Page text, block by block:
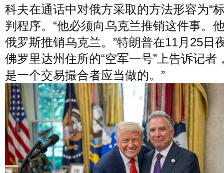
科夫在通话中对俄方采取的方法形容为“
判程序。“他必须向乌克兰推销这件事。
俄罗斯推销乌克兰。”特朗普在11月25日
佛罗里达州住所的“空军一号”上告诉记者
是一个交易撮合者应当做的。”